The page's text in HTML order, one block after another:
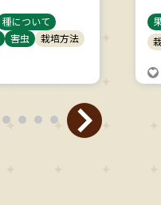
種について
害虫
栽培方法